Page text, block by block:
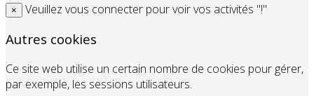
× Veuillez vous connecter pour voir vos activités "!"
Autres cookies
Ce site web utilise un certain nombre de cookies pour gérer,
par exemple, les sessions utilisateurs.